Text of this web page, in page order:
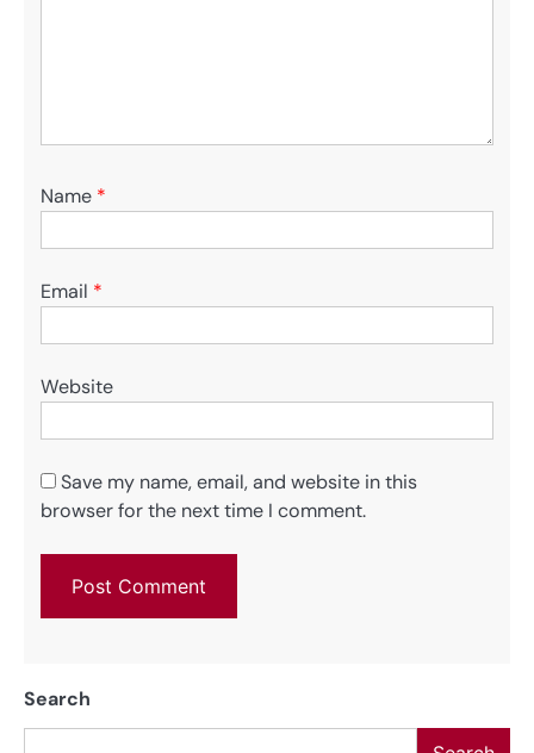
Name *
Email *
Website
Save my name, email, and website in this
browser for the next time I comment.
Search